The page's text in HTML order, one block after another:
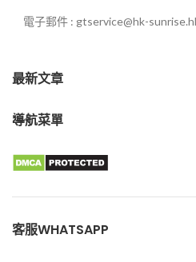
電子郵件 : gtservice@hk-
最新文章
導航菜單
客服WHATSAPP